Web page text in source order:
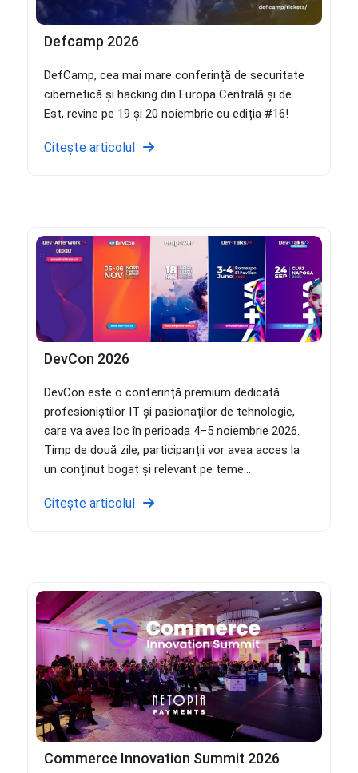
Defcamp 2026
DefCamp, cea mai mare conferință de securitate
cibernetică și hacking din Europa Centrală și de
Est, revine pe 19 și 20 noiembrie cu ediția #16!
Citește articolul
DevCon 2026
DevCon este o conferință premium dedicată
profesioniștilor IT și pasionaților de tehnologie,
care va avea loc în perioada 4–5 noiembrie 2026.
Timp de două zile, participanții vor avea acces la
un conținut bogat și relevant pe teme...
Citește articolul
Commerce Innovation Summit 2026